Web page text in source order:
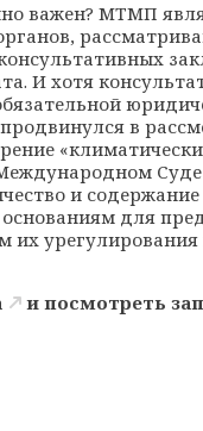
важен? МТМП
И хотя
в
и
для
их
и посмотреть